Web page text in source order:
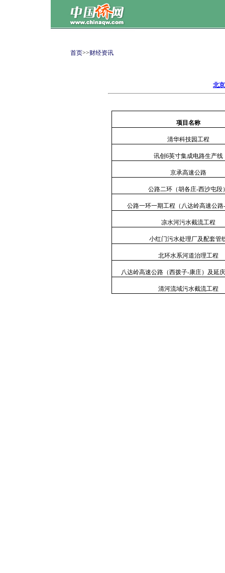
首页>>财经资讯
北
项目名称
清华科技园工程
讯创 6英寸集成电路生产线
京承高速公路
公路二环（胡各庄-西沙屯段
公路一环一期工程（八达岭高速公路-
凉水河污水截流工程
小红门污水处理厂及配套管
北环水系河道治理工程
八达岭高速公路（西拨子-康庄）及延
清河流域污水截流工程